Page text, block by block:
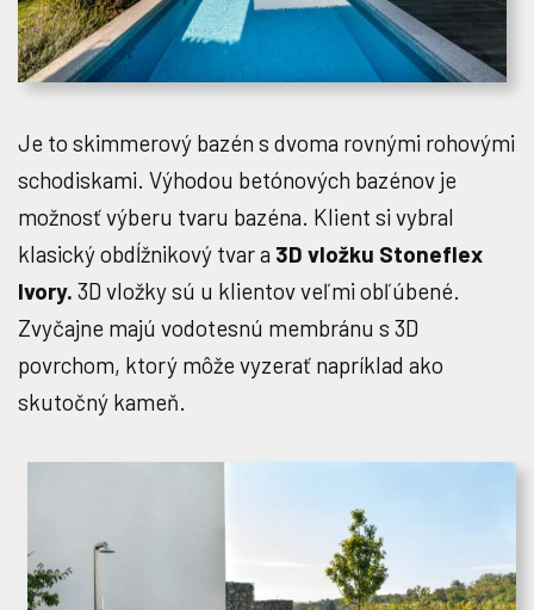
Je to skimmerový bazén s dvoma rovnými rohovými
schodiskami. Výhodou betónových bazénov je
možnosť výberu tvaru bazéna. Klient si vybral
klasický obdĺžnikový tvar a 3D vložku Stoneflex
Ivory. 3D vložky sú u klientov veľmi obľúbené.
Zvyčajne majú vodotesnú membránu s 3D
povrchom, ktorý môže vyzerať napríklad ako
skutočný kameň.